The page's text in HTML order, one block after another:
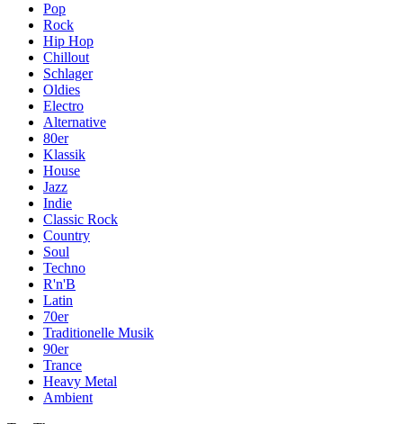
Pop
Rock
Hip Hop
Chillout
Schlager
Oldies
Electro
Alternative
80er
Klassik
House
Jazz
Indie
Classic Rock
Country
Soul
Techno
R'n'B
Latin
70er
Traditionelle Musik
90er
Trance
Heavy Metal
Ambient